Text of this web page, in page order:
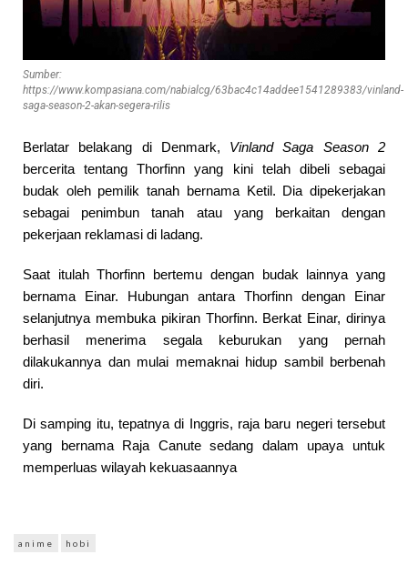
Sumber:
https://www.kompasiana.com/nabialcg/63bac4c14addee1541289383/vinland-
saga-season-2-akan-segera-rilis
Berlatar belakang di Denmark, Vinland Saga Season 2
bercerita tentangThorfinn yang kini telah dibeli sebagai
budak oleh pemilik tanah bernama Ketil. Dia dipekerjakan
sebagai penimbun tanah atau yang berkaitan dengan
pekerjaan reklamasi di ladang.
Saat itulah Thorfinn bertemu dengan budak lainnya yang
bernama Einar. Hubungan antara Thorfinn dengan Einar
selanjutnya membuka pikiran Thorfinn. Berkat Einar, dirinya
berhasil menerima segala keburukan yang pernah
dilakukannya dan mulai memaknai hidup sambil berbenah
diri.
Di samping itu, tepatnya di Inggris, raja baru negeri tersebut
yang bernama Raja Canutesedang dalam upaya untuk
memperluas wilayah kekuasaannya
anime hobi